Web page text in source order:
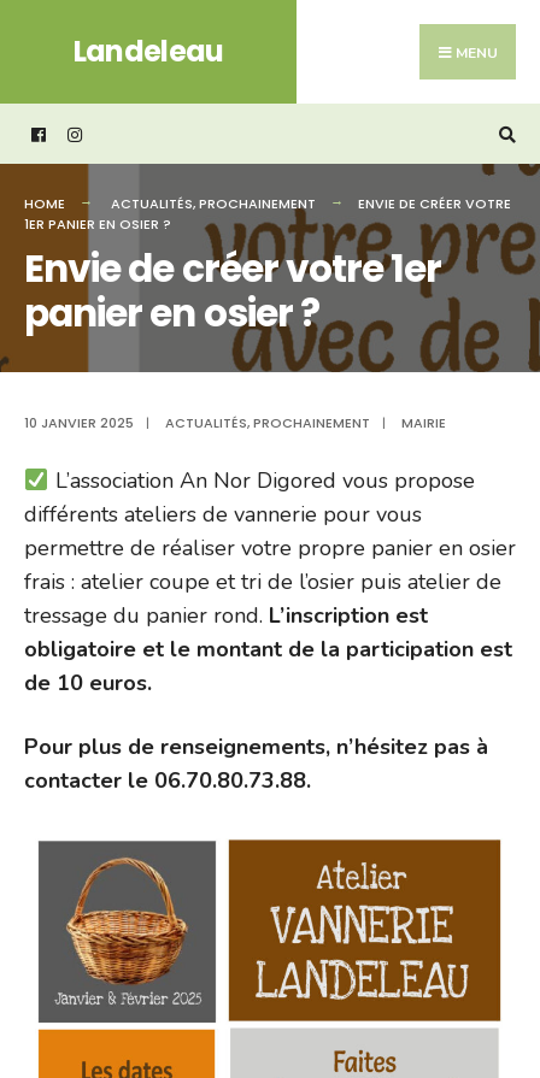
Landeleau MENU
HOME ACTUALITÉS,PROCHAINEMENT
ENVIE DE CRÉER VOTRE
1ER PANIER EN OSIER ?
Envie de créer votre 1er
panier en osier ?
10 JANVIER 2025 | ACTUALITÉS,PROCHAINEMENT | MAIRIE
L’association An Nor Digored vous propose
différents ateliers de vannerie pour vous
permettre de réaliser votre propre panier en osier
frais : atelier coupe et tri de l’osier puis atelier de
tressage du panier rond. L’inscription est
obligatoire et le montant de la participation est
de 10 euros.
Pour plus de renseignements, n’hésitez pas à
contacter le 06.70.80.73.88.
for: